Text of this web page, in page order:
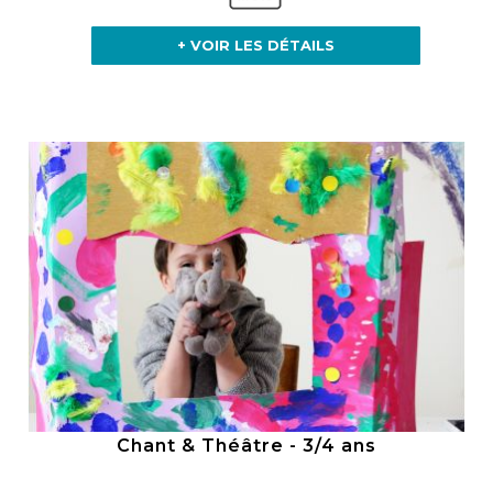
+ VOIR LES DÉTAILS
Chant & Théâtre - 3/4 ans